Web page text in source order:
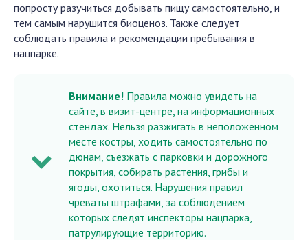
попросту разучиться добывать пищу самостоятельно, и
тем самым нарушится биоценоз. Также следует
соблюдать правила и рекомендации пребывания в
нацпарке.
Внимание! Правила можно увидеть на
сайте, в визит-центре, на информационных
стендах. Нельзя разжигать в неположенном
месте костры, ходить самостоятельно по
дюнам, съезжать с парковки и дорожного
покрытия, собирать растения, грибы и
ягоды, охотиться. Нарушения правил
чреваты штрафами, за соблюдением
которых следят инспекторы нацпарка,
патрулирующие территорию.